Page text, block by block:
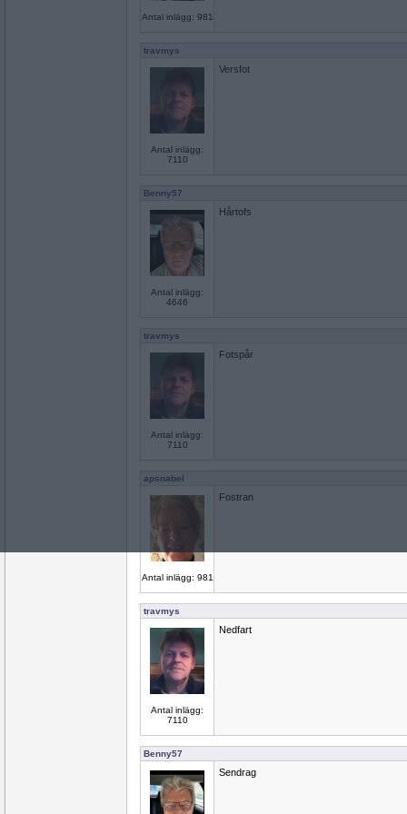
Antal inlägg: 981
travmys
Antal inlägg:
7110
Versfot
Benny57
Antal inlägg:
4646
Hårtofs
travmys
Antal inlägg:
7110
Fotspår
apsnabel
Antal inlägg: 981
Fostran
travmys
Antal inlägg:
7110
Nedfart
Benny57
Sendrag